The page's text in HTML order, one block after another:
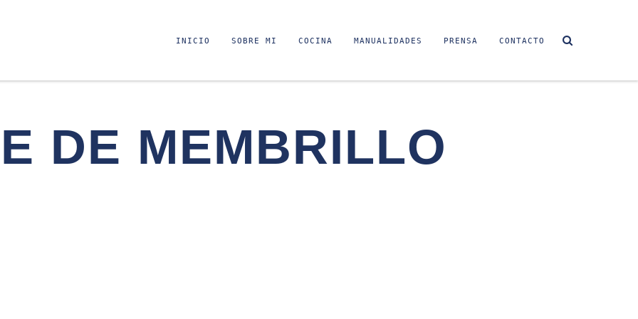
INICIO SOBRE MI COCINA MANUALIDADES PRENSA CONTACTO
DE MEMBRILLO